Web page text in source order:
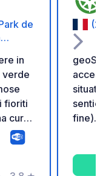
de
in
verde
fioriti
fine).